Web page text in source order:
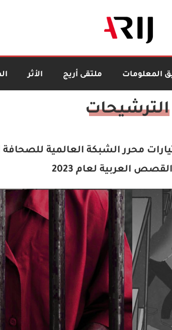
المعلومات ملتقى أريج الأثر
محرر الشبكة العالمية
العربية لعام 2023